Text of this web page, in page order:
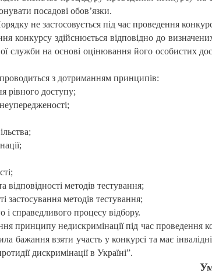
посадові обов’язки.
не застосовується під час проведення
конкурсу здійснюється відповідно до
служби на основі оцінювання його особистих
з дотриманням принципів:
рівного доступу;
відповідності методів тестування;
застосування методів тестування;
і справедливого процесу відбору.
принципу недискримінації під час проведення
бажання взяти участь у конкурсі та має
дискримінації в Україні”.